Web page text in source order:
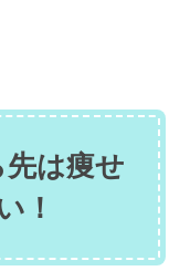
は痩せ
！